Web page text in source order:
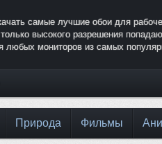
самые лучшие обои для
только высокого разрешения
любых мониторов из самых
Природа Фильмы